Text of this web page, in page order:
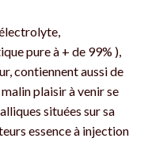
pure à + de 99% ),
contiennent aussi de
plaisir à venir se
situées sur sa
essence à injection